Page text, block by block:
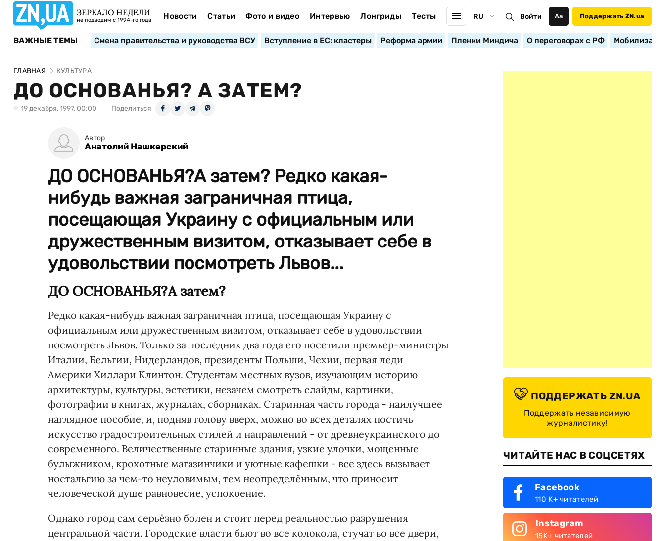
ЗЕРКАЛО НЕДЕЛИ
не подводим с 1994-го года Новости Статьи Фото и видео Интервью Лонгриды Тесты RU Войти Аа Поддержать ZN.ua
ВАЖНЫЕ ТЕМЫ Смена правительства и руководства ВСУ Вступление в ЕС: кластеры Реформа армии Пленки Миндича О переговорах с РФ
ГЛАВНАЯ КУЛЬТУРА
ДО ОСНОВАНЬЯ? А ЗАТЕМ?
19 декабря, 1997, 00:00 Поделиться
Автор
Анатолий Нашкерский
ДО ОСНОВАНЬЯ?А затем? Редко какая-
нибудь важная заграничная птица,
посещающая Украину с официальным или
дружественным визитом, отказывает себе в
удовольствии посмотреть Львов...
ДО ОСНОВАНЬЯ?А затем?
Редко какая-нибудь важная заграничная птица, посещающая Украину с
официальным или дружественным визитом, отказывает себе в удовольствии
посмотреть Львов. Только за последних два года его посетили премьер-министры
Италии, Бельгии, Нидерландов, президенты Польши, Чехии, первая леди
Америки Хиллари Клинтон. Студентам местных вузов, изучающим историю
архитектуры, культуры, эстетики, незачем смотреть слайды, картинки,
фотографии в книгах, журналах, сборниках. Старинная часть города - наилучшее
наглядное пособие, и, подняв голову вверх, можно во всех деталях постичь
искусство градостроительных стилей и направлений - от древнеукраинского до
современного. Величественные старинные здания, узкие улочки, мощенные
булыжником, крохотные магазинчики и уютные кафешки - все здесь вызывает
ностальгию за чем-то неуловимым, тем неопределённым, что приносит
человеческой душе равновесие, успокоение.
Однако город сам серьёзно болен и стоит перед реальностью разрушения
центральной части. Городские власти бьют во все колокола, стучат во все двери,
ПОДДЕРЖАТЬ ZN.UA
Поддержать независимую
журналистику!
ЧИТАЙТЕ НАС В СОЦСЕТЯХ
Facebook
110 K+ читателей
Instagram
15K+ читателей